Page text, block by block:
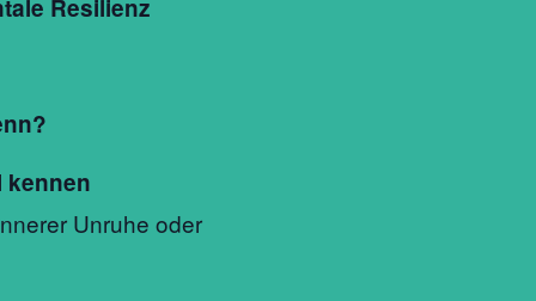
Resilienz
kennen
Unruhe oder